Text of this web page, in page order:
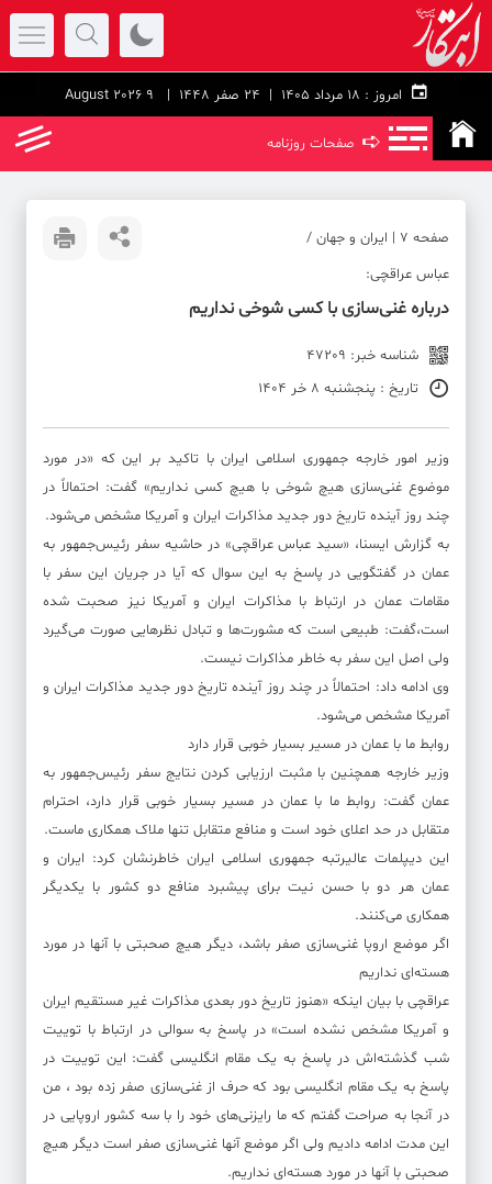
امروز : 24 صفر 1448 | 9 August 2026
➪ صفحات روزنامه
صفحه ۷ | ایران و جهان /
عباس عراقچی:
درباره غنی‌سازی با کسی شوخی نداریم
شناسه خبر: 47209
تاریخ : پنجشنبه 8 خر 1404
وزیر امور خارجه جمهوری اسلامی ایران با تاکید بر این که «در مورد
موضوع غنی‌سازی هیچ شوخی با هیچ کسی نداریم» گفت: احتمالاً در
چند روز آینده تاریخ دور جدید مذاکرات ایران و آمریکا مشخص می‌شود.
به گزارش ایسنا، «سید عباس عراقچی» در حاشیه سفر رئیس‌جمهور به
عمان در گفتگویی در پاسخ به این سوال که آیا در جریان این سفر با
مقامات عمان در ارتباط با مذاکرات ایران و آمریکا نیز صحبت شده
است،گفت: طبیعی است که مشورت‌ها و تبادل نظرهایی صورت می‌گیرد
ولی اصل این سفر به خاطر مذاکرات نیست.
وی ادامه داد: احتمالاً در چند روز آینده تاریخ دور جدید مذاکرات ایران و
آمریکا مشخص می‌شود.
روابط ما با عمان در مسیر بسیار خوبی قرار دارد
وزیر خارجه همچنین با مثبت ارزیابی کردن نتایج سفر رئیس‌جمهور به
عمان گفت: روابط ما با عمان در مسیر بسیار خوبی قرار دارد، احترام
متقابل در حد اعلای خود است و منافع متقابل تنها ملاک همکاری ماست.
این دیپلمات عالیرتبه جمهوری اسلامی ایران خاطرنشان کرد: ایران و
عمان هر دو با حسن نیت برای پیشبرد منافع دو کشور با یکدیگر
همکاری می‌کنند.
اگر موضع اروپا غنی‌سازی صفر باشد، دیگر هیچ صحبتی با آنها در مورد
هسته‌ای نداریم
عراقچی با بیان اینکه «هنوز تاریخ دور بعدی مذاکرات غیر مستقیم ایران
و آمریکا مشخص نشده است» در پاسخ به سوالی در ارتباط با توییت
شب گذشته‌اش در پاسخ به یک مقام انگلیسی گفت: این توییت در
پاسخ به یک مقام انگلیسی بود که حرف از غنی‌سازی صفر زده بود ، من
در آنجا به صراحت گفتم که ما رایزنی‌های خود را با سه کشور اروپایی در
این مدت ادامه دادیم ولی اگر موضع آنها غنی‌سازی صفر است دیگر هیچ
صحبتی با آنها در مورد هسته‌ای نداریم.